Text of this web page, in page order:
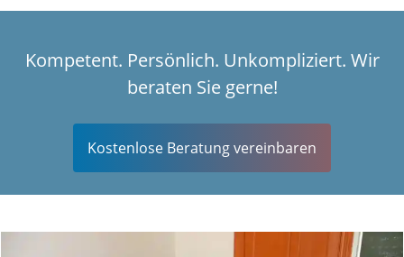
Kompetent. Persönlich. Unkompliziert. Wir
beraten Sie gerne!
Kostenlose Beratung vereinbaren